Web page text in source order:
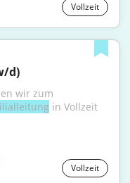
Vollzeit
d)
wir zum
in Vollzeit
Vollzeit